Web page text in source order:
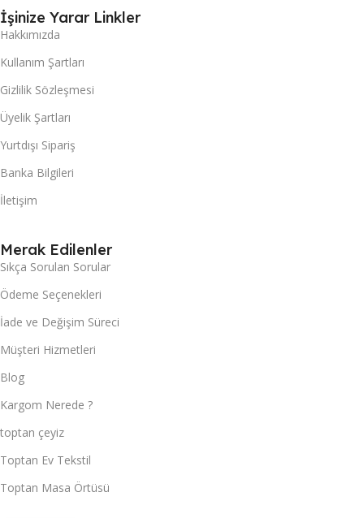
İşinize Yarar Linkler
Hakkımızda
Kullanım Şartları
Gizlilik Sözleşmesi
Üyelik Şartları
Yurtdışı Sipariş
Banka Bilgileri
İletişim
Merak Edilenler
Sıkça Sorulan Sorular
Ödeme Seçenekleri
İade ve Değişim Süreci
Müşteri Hizmetleri
Blog
Kargom Nerede ?
toptan çeyiz
Toptan Ev Tekstil
Toptan Masa Örtüsü